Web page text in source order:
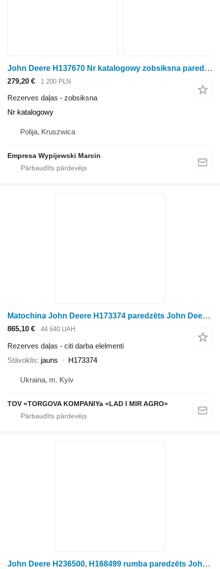
John Deere H137670 Nr katalogowy zobsiksna paredzēts John Deere kombaina
279,20 € 1 200 PLN
Rezerves daļas - zobsiksna
Nr katalogowy
Polija, Kruszwica
Empresa Wypijewski Marcin
Matochina John Deere H173374 paredzēts John Deere graudu kombaina
865,10 € 44 640 UAH
Rezerves daļas - citi darba elelmenti
Stāvoklis jauns H173374
Ukraina, m. Kyiv
TOV «TORGOVA KOMPANIYa «LAD I MIR AGRO»
John Deere H236500, H168499 rumba paredzēts John Deere graudu kombaina